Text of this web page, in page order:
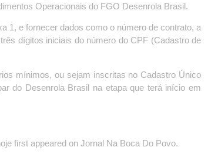
Operacionais do FGO Desenrola Brasil.
1, e fornecer dados como o número de contrato, a
dígitos iniciais do número do CPF (Cadastro de
mínimos, ou sejam inscritas no Cadastro Único
do Desenrola Brasil na etapa que terá início em
first appeared on Jornal Na Boca Do Povo.